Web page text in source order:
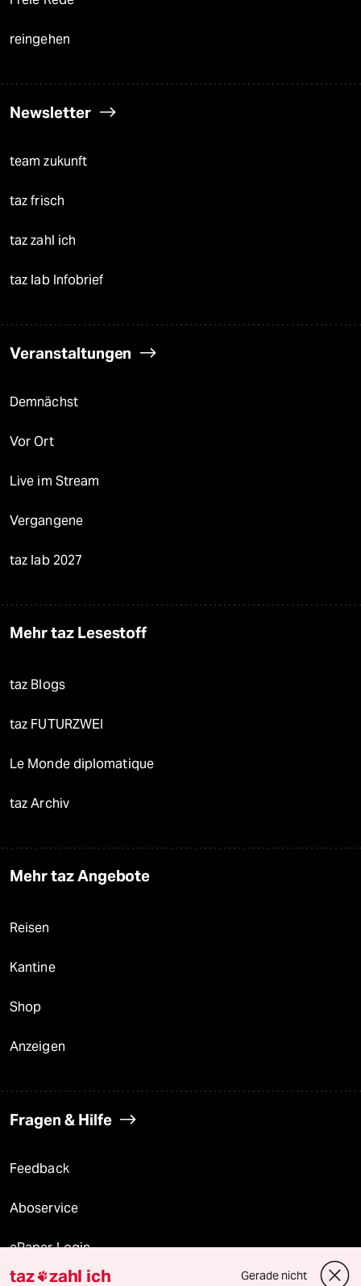
reingehen
Newsletter
team zukunft
taz frisch
taz zahl ich
taz lab Infobrief
Veranstaltungen
Demnächst
Vor Ort
Live im Stream
Vergangene
taz lab 2027
Mehr taz Lesestoff
taz Blogs
taz FUTURZWEI
Le Monde diplomatique
taz Archiv
Mehr taz Angebote
Reisen
Kantine
Shop
Anzeigen
Fragen & Hilfe
Feedback
Aboservice
ePaper Login
taz zahl ich Gerade nicht